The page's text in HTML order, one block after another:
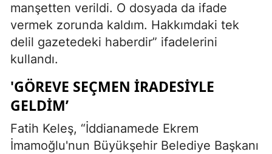
manşetten verildi. O dosyada da ifade
vermek zorunda kaldım. Hakkımdaki tek
delil gazetedeki haberdir” ifadelerini
kullandı.
'GÖREVE SEÇMEN İRADESİYLE
GELDİM’
Fatih Keleş, “İddianamede Ekrem
İmamoğlu'nun Büyükşehir Belediye Başkanı